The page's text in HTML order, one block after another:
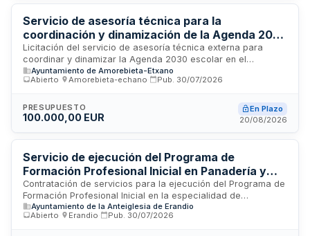
calidad a la comunidad. El importe de la adjudicación
asciende a 366.130,58 euros.
Servicio de asesoría técnica para la
coordinación y dinamización de la Agenda 2030
escolar en Amorebieta-Etxano
Licitación del servicio de asesoría técnica externa para
coordinar y dinamizar la Agenda 2030 escolar en el
municipio de Amorebieta-Etxano. El contrato incluye labores
de coordinación, dinamización y apoyo técnico en la
centros educativos. La duración inicial es de un año, con
posibilidad de prórroga anual adicional. El presupuesto
personal, reprografía y asistencias técnicas especializadas.
Ayuntamiento de Amorebieta-Etxano
Abierto
Amorebieta-echano Pub. 30/07/2026
PRESUPUESTO
100.000,00 EUR
En Plazo
20/08/2026
Servicio de ejecución del Programa de
Formación Profesional Inicial en Panadería y
Repostería para ciclos formativos
Contratación de servicios para la ejecución del Programa de
Formación Profesional Inicial en la especialidad de
Actividades de Panadería-Repostería durante cuatro cursos
académicos consecutivos. El servicio incluye la impartición
Ayuntamiento de la Anteiglesia de Erandio
Abierto
Erandio Pub. 30/07/2026